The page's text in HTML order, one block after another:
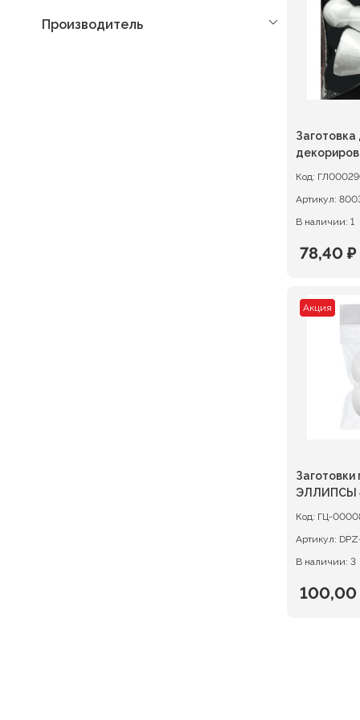
Производитель
Заготовка
Код:
Артикул:
В наличии: 1
78,40 ₽
Текущая
78,40 ₽.
Акция
Код: ГЦ-
Артикул:
В наличии: 3
100,00